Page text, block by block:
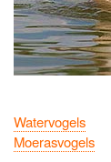
Watervogels
Moerasvogels